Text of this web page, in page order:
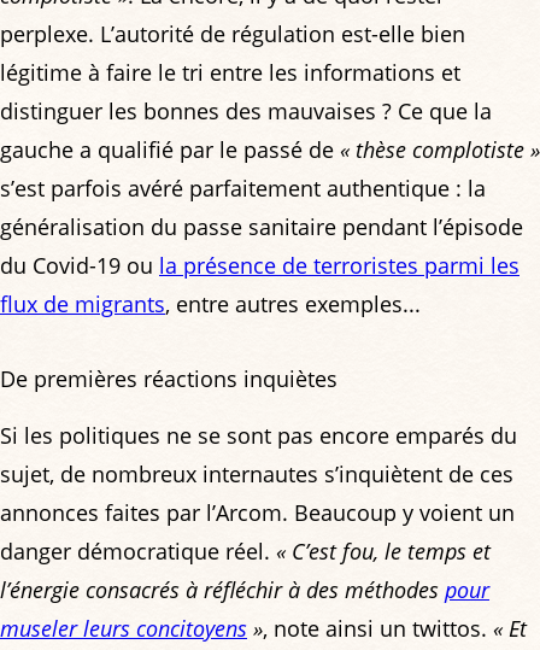
perplexe. L’autorité de régulation est-elle bien
légitime à faire le tri entre les informations et
distinguer les bonnes des mauvaises ? Ce que la
gauche a qualifié par le passé de « thèse complotiste »
s’est parfois avéré parfaitement authentique : la
généralisation du passe sanitaire pendant l’épisode
du Covid-19 ou la présence de terroristes parmi les
flux de migrants, entre autres exemples...
De premières réactions inquiètes
Si les politiques ne se sont pas encore emparés du
sujet, de nombreux internautes s’inquiètent de ces
annonces faites par l’Arcom. Beaucoup y voient un
danger démocratique réel. « C’est fou, le temps et
l’énergie consacrés à réfléchir à des méthodes pour
museler leurs concitoyens », note ainsi un twittos. « Et